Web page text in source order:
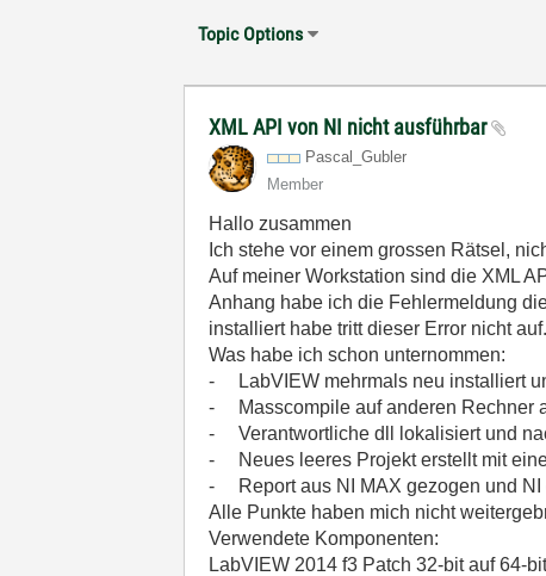
Topic Options
XML API von NI nicht ausführbar
Pascal_Gubler
Member
Hallo zusammen
Ich stehe vor einem grossen Rätsel,
Auf meiner Workstation sind die XML
Anhang habe ich die Fehlermeldung
installiert habe tritt dieser Error nicht auf.
Was habe ich schon unternommen:
- LabVIEW mehrmals neu installiert
- Masscompile auf anderen Rechner
- Verantwortliche dll lokalisiert und
- Neues leeres Projekt erstellt mit
- Report aus NI MAX gezogen und NI
Alle Punkte haben mich nicht
Verwendete Komponenten:
LabVIEW 2014 f3 Patch 32-bit auf 64-